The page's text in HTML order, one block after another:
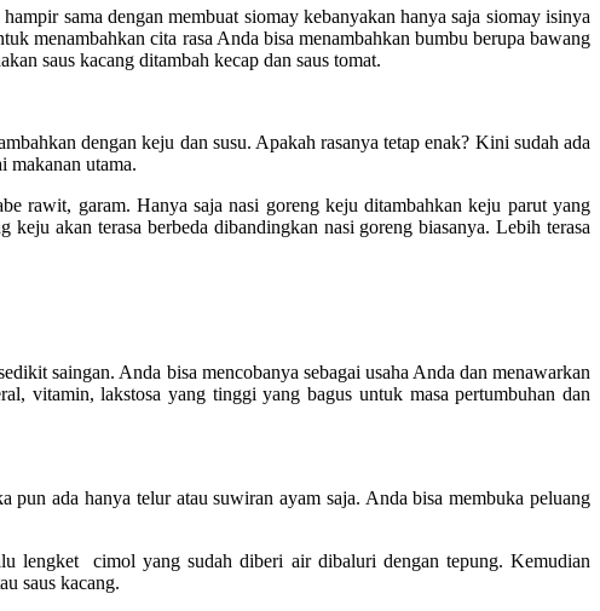
sama dengan membuat siomay kebanyakan hanya saja siomay isinya
menambahkan cita rasa Anda bisa menambahkan bumbu berupa bawang
saus kacang ditambah kecap dan saus tomat.
dengan keju dan susu. Apakah rasanya tetap enak? Kini sudah ada
makanan utama.
rawit, garam. Hanya saja nasi goreng keju ditambahkan keju parut yang
akan terasa berbeda dibandingkan nasi goreng biasanya. Lebih terasa
saingan. Anda bisa mencobanya sebagai usaha Anda dan menawarkan
vitamin, lakstosa yang tinggi yang bagus untuk masa pertumbuhan dan
ada hanya telur atau suwiran ayam saja. Anda bisa membuka peluang
lengket cimol yang sudah diberi air dibaluri dengan tepung. Kemudian
saus kacang.